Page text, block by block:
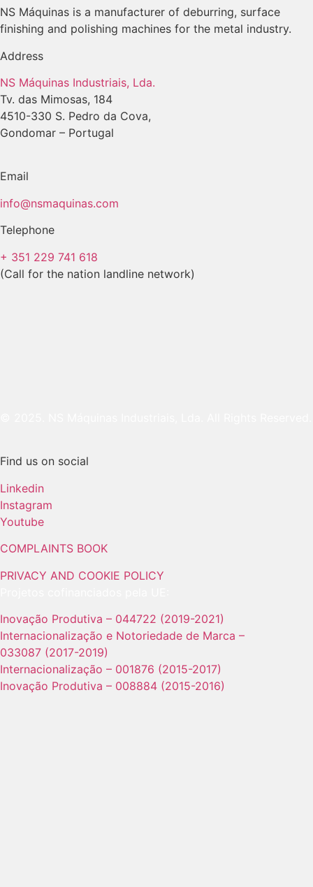
NS Máquinas is a manufacturer of deburring, surface
finishing and polishing machines for the metal industry.
Address
NS Máquinas Industriais, Lda.
Tv. das Mimosas, 184
4510-330 S. Pedro da Cova,
Gondomar – Portugal
Email
info@nsmaquinas.com
Telephone
+ 351 229 741 618
(Call for the nation landline network)
Find us on social
Linkedin
Instagram
Youtube
COMPLAINTS BOOK
PRIVACY AND COOKIE POLICY
Inovação Produtiva – 044722 (2019-2021)
Internacionalização e Notoriedade de Marca –
033087 (2017-2019)
Internacionalização – 001876 (2015-2017)
Inovação Produtiva – 008884 (2015-2016)